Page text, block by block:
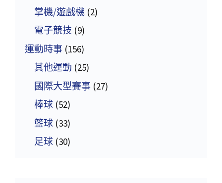
掌機/遊戲機 (2)
電子競技 (9)
運動時事 (156)
其他運動 (25)
國際大型賽事 (27)
棒球 (52)
籃球 (33)
足球 (30)